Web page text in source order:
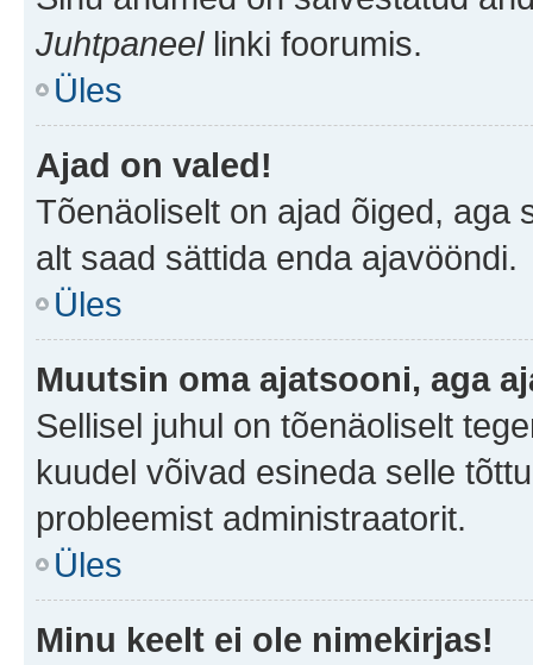
Juhtpaneellinki foorumis.
Üles
Ajad on valed!
Tõenäoliselt on ajad õiged, aga
alt saad sättida enda ajavööndi.
Üles
Muutsin oma ajatsooni, aga
Sellisel juhul on tõenäoliselt
kuudel võivad esineda selle
probleemist administraatorit.
Üles
Minu keelt ei ole nimekirjas!